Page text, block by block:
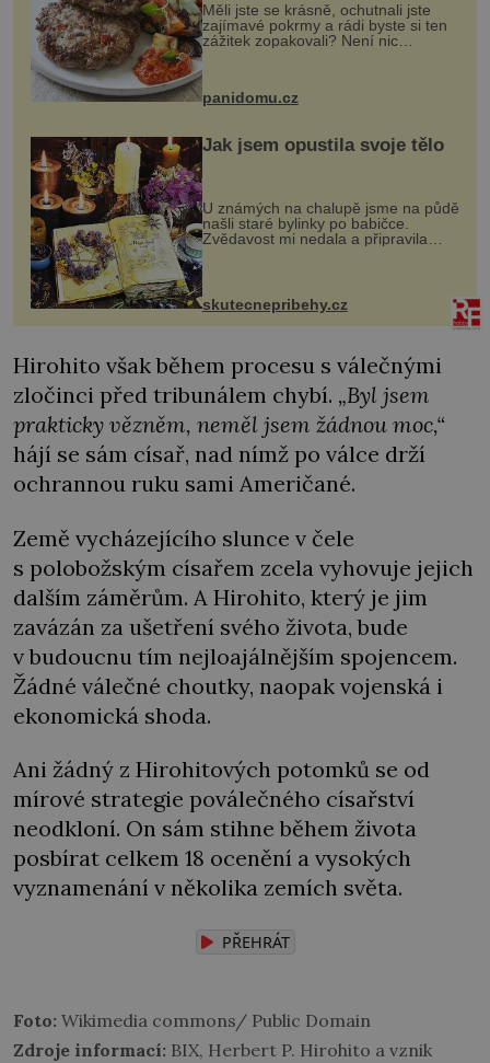
Měli jste se krásně, ochutnali jste
zajímavé pokrmy a rádi byste si ten
zážitek zopakovali? Není nic
snazšího. Pljeskavica (10 porcí)
Možná jste ji ochutnali na dovolené v
panidomu.cz
Jak jsem opustila svoje tělo
U známých na chalupě jsme na půdě
našli staré bylinky po babičce.
Zvědavost mi nedala a připravila
jsem si z nich lektvar… Zimní pobyt
na chalupě se pro mě vlastní vinou
změnil v děsivý zážitek, na kt...
skutecnepribehy.cz
Hirohito však během procesu s válečnými
zločinci před tribunálem chybí. „Byl jsem
prakticky vězněm, neměl jsem žádnou moc,“
hájí se sám císař, nad nímž po válce drží
ochrannou ruku sami Američané.
Země vycházejícího slunce v čele
s polobožským císařem zcela vyhovuje jejich
dalším záměrům. A Hirohito, který je jim
zavázán za ušetření svého života, bude
v budoucnu tím nejloajálnějším spojencem.
Žádné válečné choutky, naopak vojenská i
ekonomická shoda.
Ani žádný z Hirohitových potomků se od
mírové strategie poválečného císařství
neodkloní. On sám stihne během života
posbírat celkem 18 ocenění a vysokých
vyznamenání v několika zemích světa.
PŘEHRÁT
Foto: Wikimedia commons/ Public Domain
Zdroje informací: BIX, Herbert P. Hirohito a vznik